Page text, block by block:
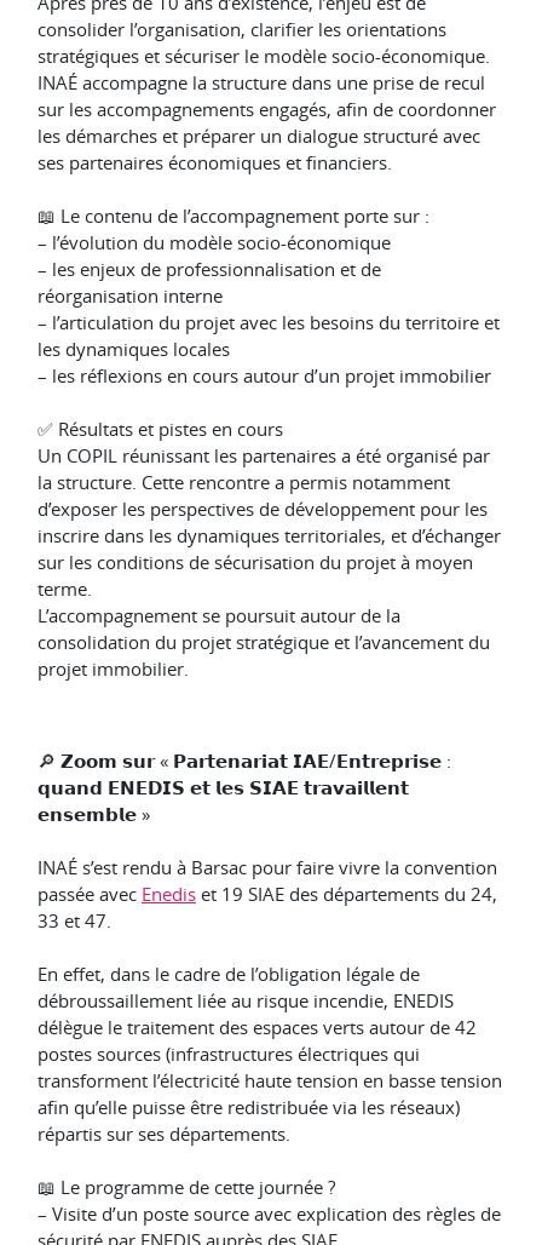
consolider l’organisation, clarifier les orientations
stratégiques et sécuriser le modèle socio-économique.
INAÉ accompagne la structure dans une prise de recul
sur les accompagnements engagés, afin de coordonner
les démarches et préparer un dialogue structuré avec
ses partenaires économiques et financiers.
📖 Le contenu de l’accompagnement porte sur :
– l’évolution du modèle socio-économique
– les enjeux de professionnalisation et de
réorganisation interne
– l’articulation du projet avec les besoins du territoire et
les dynamiques locales
– les réflexions en cours autour d’un projet immobilier
✅ Résultats et pistes en cours
Un COPIL réunissant les partenaires a été organisé par
la structure. Cette rencontre a permis notamment
d’exposer les perspectives de développement pour les
inscrire dans les dynamiques territoriales, et d’échanger
sur les conditions de sécurisation du projet à moyen
terme.
L’accompagnement se poursuit autour de la
consolidation du projet stratégique et l’avancement du
projet immobilier.
🔎 𝗭𝗼𝗼𝗺 𝘀𝘂𝗿 « 𝗣𝗮𝗿𝘁𝗲𝗻𝗮𝗿𝗶𝗮𝘁 𝗜𝗔𝗘/𝗘𝗻𝘁𝗿𝗲𝗽𝗿𝗶𝘀𝗲 :
𝗾𝘂𝗮𝗻𝗱 𝗘𝗡𝗘𝗗𝗜𝗦 𝗲𝘁 𝗹𝗲𝘀 𝗦𝗜𝗔𝗘 𝘁𝗿𝗮𝘃𝗮𝗶𝗹𝗹𝗲𝗻𝘁
𝗲𝗻𝘀𝗲𝗺𝗯𝗹𝗲 »
INAÉ s’est rendu à Barsac pour faire vivre la convention
passée avec Enedis et 19 SIAE des départements du 24,
33 et 47.
En effet, dans le cadre de l’obligation légale de
débroussaillement liée au risque incendie, ENEDIS
délègue le traitement des espaces verts autour de 42
postes sources (infrastructures électriques qui
transforment l’électricité haute tension en basse tension
afin qu’elle puisse être redistribuée via les réseaux)
répartis sur ses départements.
📖 Le programme de cette journée ?
– Visite d’un poste source avec explication des règles de
sécurité par ENEDIS auprès des SIAE